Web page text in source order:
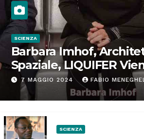
SCIENZA
Barbara Imhof,
Spaziale, LIQUIFER
“Progettiamo habitat
Spazio”
7 MAGGIO 2024 FABIO
SCIENZA